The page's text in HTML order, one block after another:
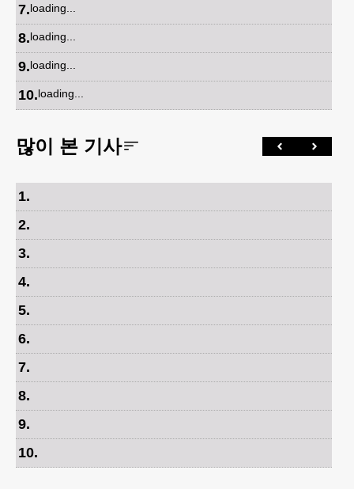
7.loading...
8.loading...
9.loading...
10.loading...
많이 본 기사
1.
2.
3.
4.
5.
6.
7.
8.
9.
10.